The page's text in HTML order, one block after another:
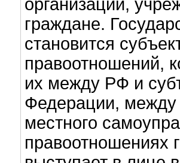
организации,
граждане.
становится
правоотношений,
их между РФ и
Федерации,
местного
правоотношениях